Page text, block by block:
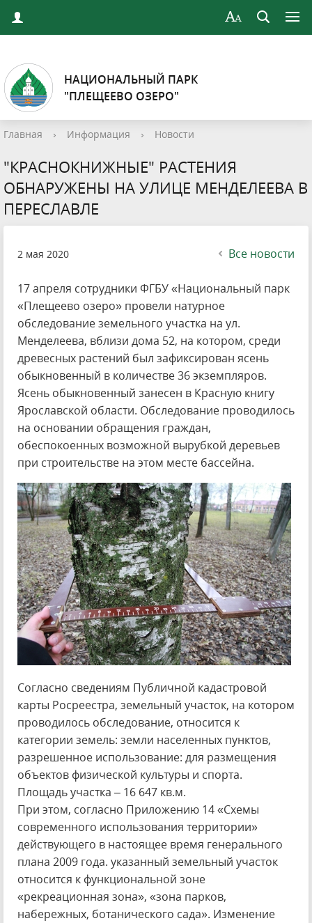
НАЦИОНАЛЬНЫЙ ПАРК
"ПЛЕЩЕЕВО ОЗЕРО"
Главная › Информация › Новости
"КРАСНОКНИЖНЫЕ" РАСТЕНИЯ
ОБНАРУЖЕНЫ НА УЛИЦЕ МЕНДЕЛЕЕВА В
ПЕРЕСЛАВЛЕ
2 мая 2020 Все новости
17 апреля сотрудники ФГБУ «Национальный парк
«Плещеево озеро» провели натурное
обследование земельного участка на ул.
Менделеева, вблизи дома 52, на котором, среди
древесных растений был зафиксирован ясень
обыкновенный в количестве 36 экземпляров.
Ясень обыкновенный занесен в Красную книгу
Ярославской области. Обследование проводилось
на основании обращения граждан,
обеспокоенных возможной вырубкой деревьев
при строительстве на этом месте бассейна.
Согласно сведениям Публичной кадастровой
карты Росреестра, земельный участок, на котором
проводилось обследование, относится к
категории земель: земли населенных пунктов,
разрешенное использование: для размещения
объектов физической культуры и спорта.
Площадь участка – 16 647 кв.м.
При этом, согласно Приложению 14 «Схемы
современного использования территории»
действующего в настоящее время генерального
плана 2009 года. указанный земельный участок
относится к функциональной зоне
«рекреационная зона», «зона парков,
набережных, ботанического сада». Изменение